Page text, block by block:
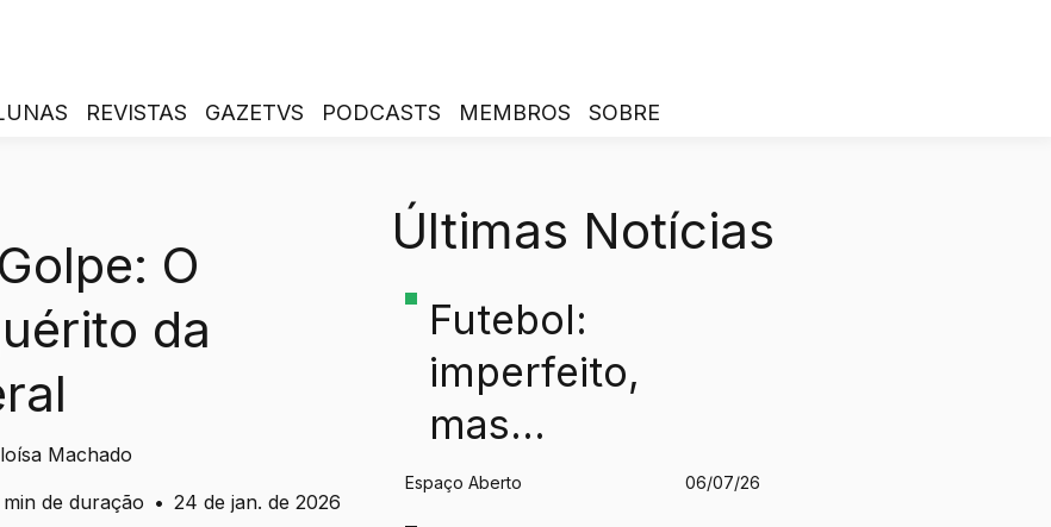
REVISTAS GAZETVS PODCASTS MEMBROS SOBRE
O
da
Machado
min de duração • 24 de jan. de 2026
Últimas Notícias
Futebol:
imperfeito,
mas
humano
Espaço Aberto 06/07/26